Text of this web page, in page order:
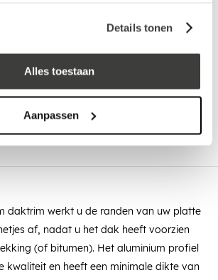
Details tonen
Alles toestaan
Aanpassen
! ⭐⭐⭐⭐⭐
nodig?
+31 78-303 1670
daktrim werkt u de randen van uw platte
af, nadat u het dak heeft voorzien
(of bitumen). Het aluminium profiel
kwaliteit en heeft een minimale dikte van